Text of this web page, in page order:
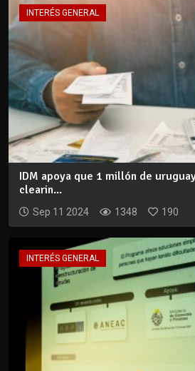
INTERÉS GENERAL
IDM apoya que 1 millón de
clearin...
Sep 11 2024 1348 190
INTERÉS GENERAL